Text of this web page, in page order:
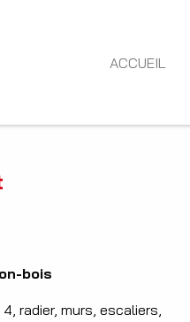
ACCUEIL
bois
radier, murs, escaliers,